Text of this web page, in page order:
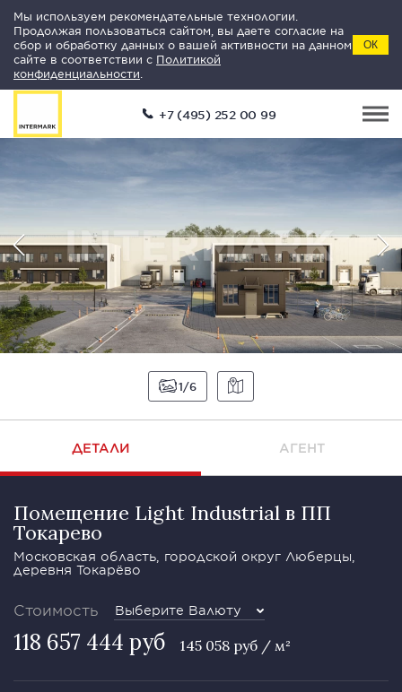
Мы используем рекомендательные технологии.
Продолжая пользоваться сайтом, вы даете согласие на
сбор и обработку данных о вашей активности на данном
сайте в соответствии с Политикой
конфиденциальности
ОК
+7 (495) 252 00 99
1 6
ДЕТАЛИ АГЕНТ
Помещение Light Industrial в ПП
Токарево
Московская область, городской округ Люберцы,
деревня Токарёво
Стоимость Выберите Валюту
118 657 444 руб 145 058 руб / м²